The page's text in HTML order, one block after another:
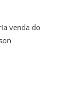
venda do